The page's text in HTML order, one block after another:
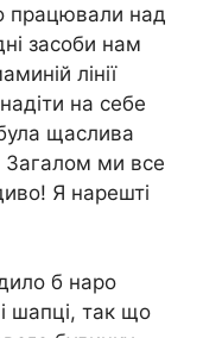
працювали над
засоби нам
лінії
на себе
щаслива
ми все
Я нарешті
б наро
шапці, так що